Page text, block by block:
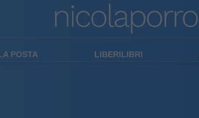
POSTA LIBERILIBRI